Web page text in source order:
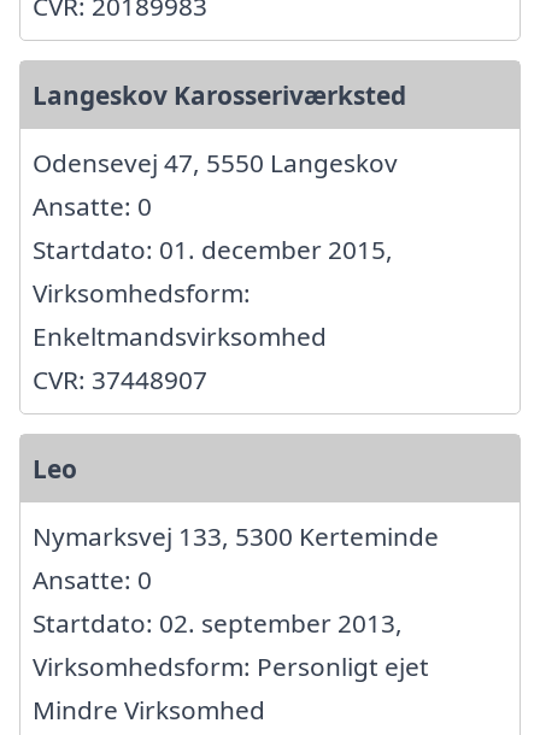
Langeskov Karosseriværksted
Odensevej 47, 5550 Langeskov
Ansatte: 0
Startdato: 01. december 2015,
Virksomhedsform:
Enkeltmandsvirksomhed
CVR: 37448907
Leo
Nymarksvej 133, 5300 Kerteminde
Ansatte: 0
Startdato: 02. september 2013,
Virksomhedsform: Personligt ejet
Mindre Virksomhed